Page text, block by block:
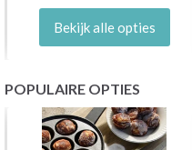
Bekijk alle opties
POPULAIRE OPTIES